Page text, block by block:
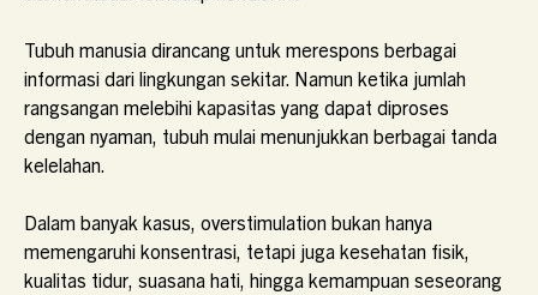
Tubuh manusia dirancang untuk merespons berbagai
informasi dari lingkungan sekitar. Namun ketika jumlah
rangsangan melebihi kapasitas yang dapat diproses
dengan nyaman, tubuh mulai menunjukkan berbagai tanda
kelelahan.
Dalam banyak kasus, overstimulation bukan hanya
memengaruhi konsentrasi, tetapi juga kesehatan fisik,
kualitas tidur, suasana hati, hingga kemampuan seseorang